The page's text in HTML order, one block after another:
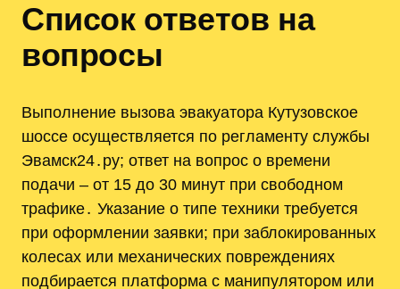
Список ответов на
вопросы
Выполнение вызова эвакуатора Кутузовское
шоссе осуществляется по регламенту службы
Эвамск24․ру; ответ на вопрос о времени
подачи – от 15 до 30 минут при свободном
трафике․ Указание о типе техники требуется
при оформлении заявки; при заблокированных
колесах или механических повреждениях
подбирается платформа с манипулятором или